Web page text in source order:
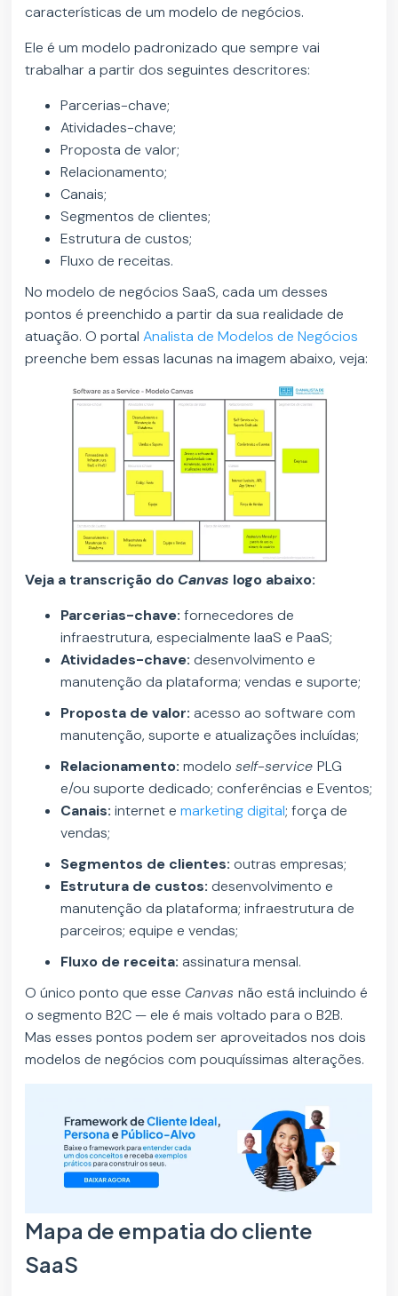
características de um modelo de negócios.
Ele é um modelo padronizado que sempre vai
trabalhar a partir dos seguintes descritores:
Parcerias-chave;
Atividades-chave;
Proposta de valor;
Relacionamento;
Canais;
Segmentos de clientes;
Estrutura de custos;
Fluxo de receitas.
No modelo de negócios SaaS, cada um desses
pontos é preenchido a partir da sua realidade de
atuação. O portalAnalista de Modelos de Negócios
preenche bem essas lacunas na imagem abaixo, veja:
Veja a transcrição do Canvas logo abaixo:
Parcerias-chave: fornecedores de
infraestrutura, especialmente IaaS e PaaS;
Atividades-chave:desenvolvimento e
manutenção da plataforma; vendas e suporte;
Proposta de valor:acesso ao software com
manutenção, suporte e atualizações incluídas;
Relacionamento:modeloself-servicePLG
e/ou suporte dedicado; conferências e Eventos;
Canais:internet emarketing digital; força de
vendas;
Segmentos de clientes:outras empresas;
Estrutura de custos:desenvolvimento e
manutenção da plataforma; infraestrutura de
parceiros; equipe e vendas;
Fluxo de receita:assinatura mensal.
O único ponto que esse Canvasnão está incluindo é
o segmento B2C — ele é mais voltado para o B2B.
Mas esses pontos podem ser aproveitados nos dois
modelos de negócios com pouquíssimas alterações.
Mapa de empatia do cliente
SaaS